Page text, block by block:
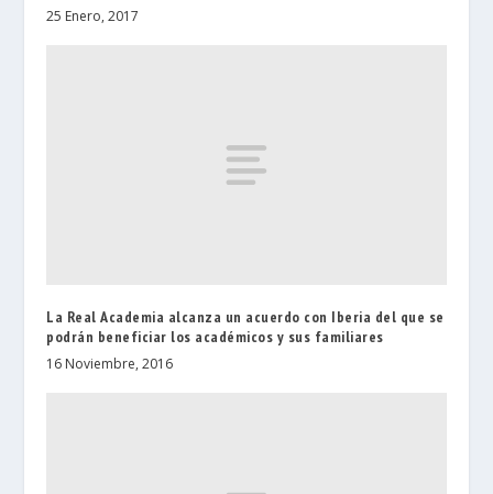
25 Enero, 2017
La Real Academia alcanza un acuerdo con Iberia del que se
podrán beneficiar los académicos y sus familiares
16 Noviembre, 2016